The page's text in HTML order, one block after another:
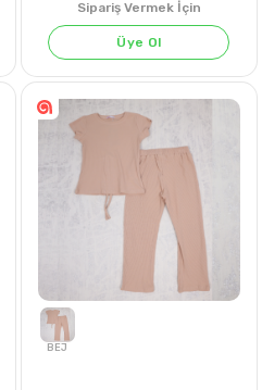
ADET
Sipariş Vermek İçin
Üye Ol